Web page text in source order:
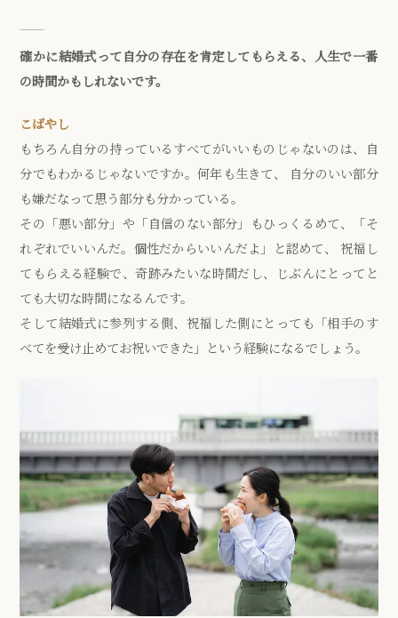
確かに結婚式って自分の存在を肯定してもらえる、人生で一番
の時間かもしれないです。
こばやし
もちろん自分の持っているすべてがいいものじゃないのは、自
分でもわかるじゃないですか。何年も生きて、 自分のいい部分
も嫌だなって思う部分も分かっている。
その「悪い部分」や「自信のない部分」もひっくるめて、「そ
れぞれでいいんだ。個性だからいいんだよ」と認めて、 祝福し
てもらえる経験で、奇跡みたいな時間だし、じぶんにとってと
ても大切な時間になるんです。
そして結婚式に参列する側、祝福した側にとっても「相手のす
べてを受け止めてお祝いできた」という経験になるでしょう。